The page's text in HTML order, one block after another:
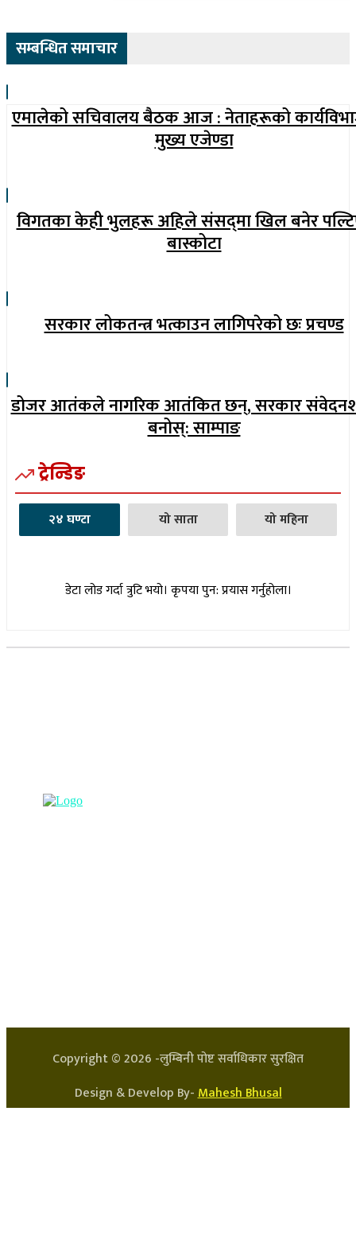
सम्बन्धित समाचार
एमालेको सचिवालय बैठक आज : नेताहरूको
मुख्य एजेण्डा
विगतका केही भुलहरू अहिले संसद्‍मा खिल बनेर
बास्कोटा
सरकार लोकतन्त्र भत्काउन लागिपरेको छः प्रचण्ड
डोजर आतंकले नागरिक आतंकित छन्, सरकार
बनोस्: साम्पाङ
ट्रेन्डिङ
२४ घण्टा यो साता यो महिना
डेटा लोड गर्दा त्रुटि भयो। कृपया पुन: प्रयास गर्नुहोला।
Copyright ©2026 -लुम्बिनी पोष्ट सर्वाधिकार सुरक्षित
Design & Develop By-Mahesh Bhusal